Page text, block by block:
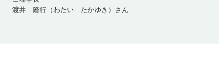
渡井 隆行（わたい たかゆき）さん